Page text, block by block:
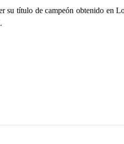
su título de campeón obtenido en